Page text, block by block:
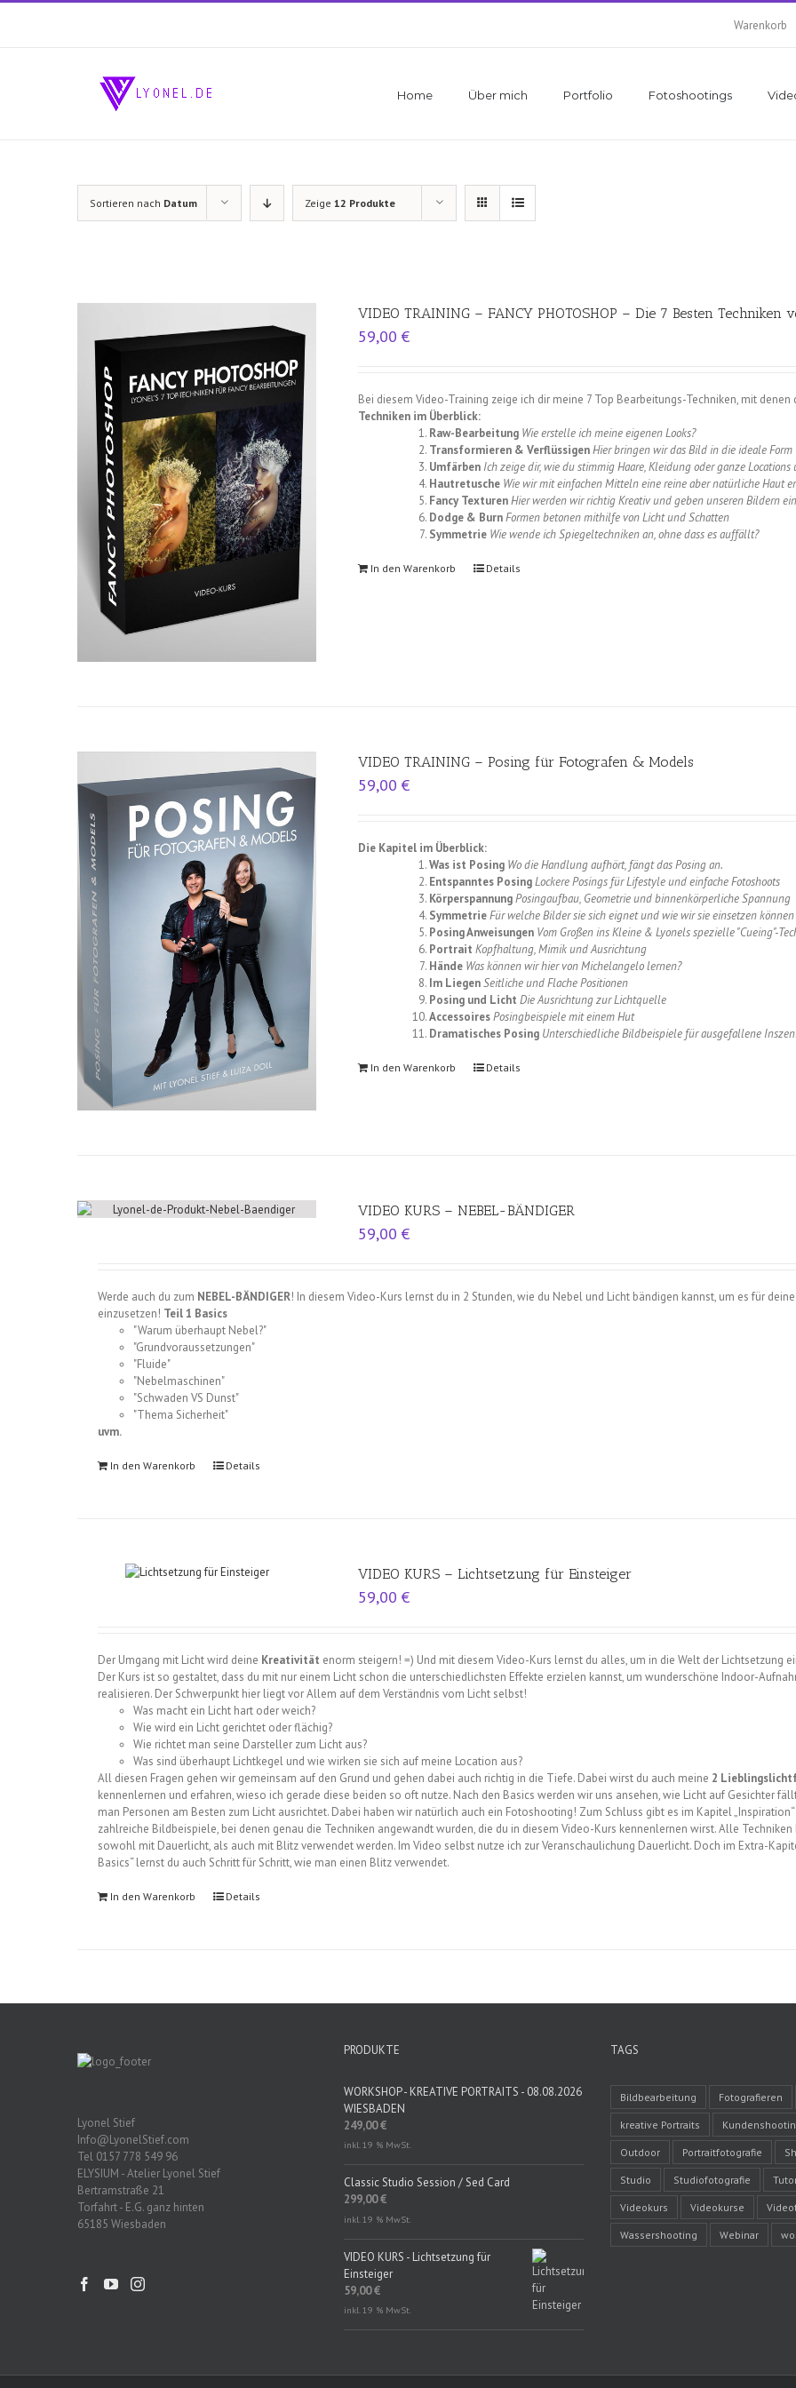
Zum
Warenkorb
Home Über mich Portfolio Fotoshootings
Sortieren nach Datum Zeige 12 Produkte
VIDEO TRAINING – FANCY PHOTOSHOP – Die 7 Besten Techniken
59,00 €
Bei diesem Video-Training zeige ich dir meine 7 Top Bearbeitungs-Techniken, mit denen
Techniken im Überblick:
Raw-Bearbeitung Wie erstelle ich meine eigenen Looks?
Transformieren & VerflüssigenHier bringen wir das Bild in die ideale Form
Umfärben Ich zeige dir, wie du stimmig Haare, Kleidung oder ganze
Hautretusche Wie wir mit einfachen Mitteln eine reine aber natürliche Haut
Fancy TexturenHier werden wir richtig Kreativ und geben unseren Bildern
Dodge & BurnFormen betonen mithilfe von Licht und Schatten
Symmetrie Wie wende ich Spiegeltechniken an, ohne dass es auffällt?
In den Warenkorb Details
VIDEO TRAINING – Posing für Fotografen & Models
59,00 €
Die Kapitel im Überblick:
Was ist Posing Wo die Handlung aufhört, fängt das Posing an.
Entspanntes PosingLockere Posings für Lifestyle und einfache Fotoshoots
KörperspannungPosingaufbau, Geometrie und binnenkörperliche Spannung
SymmetrieFür welche Bilder sie sich eignet und wie wir sie einsetzen können
Posing Anweisungen Vom Großen ins Kleine & Lyonels spezielle "Cueing"-
Portrait Kopfhaltung, Mimik und Ausrichtung
Hände Was können wir hier von Michelangelo lernen?
Im LiegenSeitliche und Flache Positionen
Posing und Licht Die Ausrichtung zur Lichtquelle
AccessoiresPosingbeispiele mit einem Hut
Dramatisches Posing Unterschiedliche Bildbeispiele für ausgefallene
In den Warenkorb Details
VIDEO KURS – NEBEL-BÄNDIGER
59,00 €
Werde auch du zum NEBEL-BÄNDIGER! In diesem Video-Kurs lernst du in 2 Stunden, wie du Nebel und Licht bändigen kannst, um es für
einzusetzen! Teil 1 Basics
"Warum überhaupt Nebel?"
"Grundvoraussetzungen"
"Fluide"
"Nebelmaschinen"
"Schwaden VS Dunst"
"Thema Sicherheit"
uvm.
In den Warenkorb Details
VIDEO KURS – Lichtsetzung für Einsteiger
59,00 €
Der Umgang mit Licht wird deine Kreativität enorm steigern! =) Und mit diesem Video-Kurs lernst du alles, um in die Welt der Lichtsetzung
Der Kurs ist so gestaltet, dass du mit nur einem Licht schon die unterschiedlichsten Effekte erzielen kannst, um wunderschöne Indoor-
realisieren. Der Schwerpunkt hier liegt vor Allem auf dem Verständnis vom Licht selbst!
Was macht ein Licht hart oder weich?
Wie wird ein Licht gerichtet oder flächig?
Wie richtet man seine Darsteller zum Licht aus?
Was sind überhaupt Lichtkegel und wie wirken sie sich auf meine Location aus?
All diesen Fragen gehen wir gemeinsam auf den Grund und gehen dabei auch richtig in die Tiefe. Dabei wirst du auch meine 2
kennenlernen und erfahren, wieso ich gerade diese beiden so oft nutze. Nach den Basics werden wir uns ansehen, wie Licht auf Gesichter
man Personen am Besten zum Licht ausrichtet. Dabei haben wir natürlich auch ein Fotoshooting! Zum Schluss gibt es im Kapitel
zahlreiche Bildbeispiele, bei denen genau die Techniken angewandt wurden, die du in diesem Video-Kurs kennenlernen wirst. Alle Techniken
sowohl mit Dauerlicht, als auch mit Blitz verwendet werden. Im Video selbst nutze ich zur Veranschaulichung Dauerlicht. Doch im Extra-
Basics“ lernst du auch Schritt für Schritt, wie man einen Blitz verwendet.
In den Warenkorb Details
Lyonel Stief
Info@LyonelStief.com
Tel 0157 778 549 96
ELYSIUM - Atelier Lyonel Stief
Bertramstraße 21
Torfahrt - E.G. ganz hinten
65185 Wiesbaden
PRODUKTE
WORKSHOP - KREATIVE PORTRAITS - 08.08.2026
WIESBADEN
249,00€
inkl. 19 % MwSt.
Classic Studio Session / Sed Card
299,00€
inkl. 19 % MwSt.
VIDEO KURS - Lichtsetzung für
Einsteiger
59,00€
inkl. 19 % MwSt.
TAGS
Bildbearbeitung Fotografieren
kreative Portraits
Outdoor Portraitfotografie
Studio Studiofotografie
Videokurs Videokurse
Wassershooting Webinar